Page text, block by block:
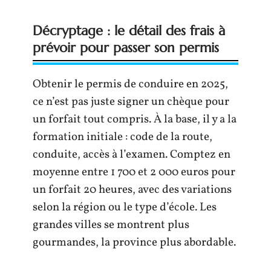
Décryptage : le détail des frais à
prévoir pour passer son permis
Obtenir le permis de conduire en 2025,
ce n’est pas juste signer un chèque pour
un forfait tout compris. À la base, il y a la
formation initiale : code de la route,
conduite, accès à l’examen. Comptez en
moyenne entre 1 700 et 2 000 euros pour
un forfait 20 heures, avec des variations
selon la région ou le type d’école. Les
grandes villes se montrent plus
gourmandes, la province plus abordable.